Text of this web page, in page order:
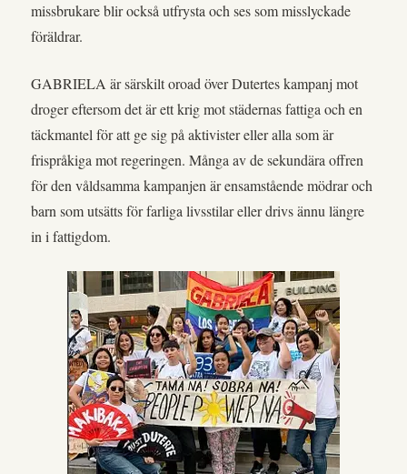
missbrukare blir också utfrysta och ses som misslyckade
föräldrar.
GABRIELA är särskilt oroad över Dutertes kampanj mot
droger eftersom det är ett krig mot städernas fattiga och en
täckmantel för att ge sig på aktivister eller alla som är
frispråkiga mot regeringen. Många av de sekundära offren
för den våldsamma kampanjen är ensamstående mödrar och
barn som utsätts för farliga livsstilar eller drivs ännu längre
in i fattigdom.